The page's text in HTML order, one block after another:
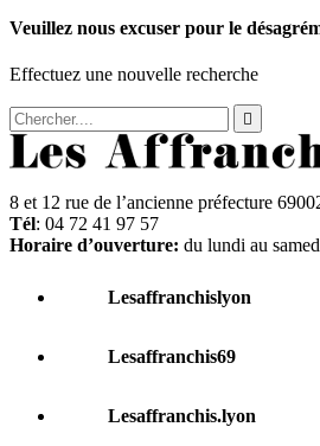
Veuillez nous excuser pour le
Effectuez une nouvelle recherche

8 et 12 rue de l’ancienne préfecture
Tél: 04 72 41 97 57
Horaire d’ouverture: du lundi au
Lesaffranchislyon
Lesaffranchis69
Lesaffranchis.lyon